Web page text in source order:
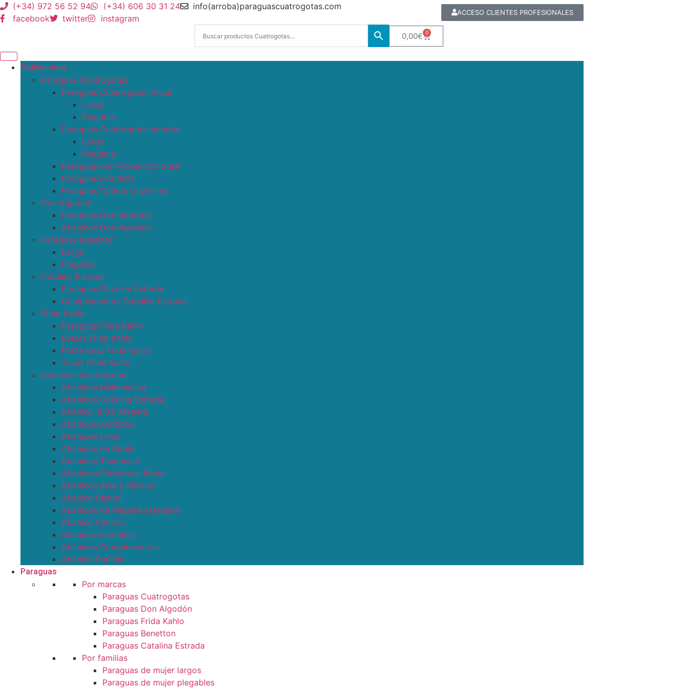
(+34) 972 56 52 94 (+34) 606 30 31 24
info(arroba)paraguascuatrogotas.com
facebook
twitter instagram
ACCESO CLIENTES PROFESIONALES
0,00€ 0
Colecciones
Paraguas Cuatrogotas
Paraguas Cuatrogotas mujer
Largo
Plegable
Paraguas Cuatrogotas hombre
Largo
Plegable
Paraguas con Protección Solar
Paraguas infantiles
Paraguas Cadete-Juveniles
Don Algodón
Paraguas Don Algodón
Abanicos Don Algodon
Paraguas Benetton
Largo
Plegable
Catalina Estrada
Paraguas Catalina Estrada
Complementos Catalina Estrada
Frida Kahlo
Paraguas Frida Kahlo
Bolsas Frida Kahlo
Porta todo Frida Kahlo
Tazas Frida Kahlo
Abanicos Cuatrogotas
Abanicos Malamalaka
Abanicos Catalina Estrada
Abanico 100% Madera
Abanicos Acrílicos
Abanicos Lisos
Abanicos de Roble
Abanicos Tendencia
Abanicos Pintados a Mano
Abanicos Arte y Música
Abanico Bambú
Abanicos de Madera Artesanal
Abanico Pericon
Abanicos Infantiles
Abanicos Complementos
Abanico Puntilla
Paraguas
Por marcas
Paraguas Cuatrogotas
Paraguas Don Algodón
Paraguas Frida Kahlo
Paraguas Benetton
Paraguas Catalina Estrada
Por familias
Paraguas de mujer largos
Paraguas de mujer plegables